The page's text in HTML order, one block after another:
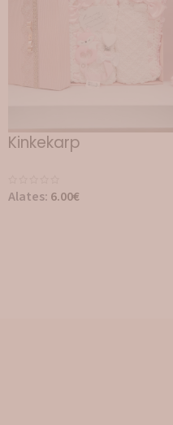
Kinkekarp
Alates: 6.00€